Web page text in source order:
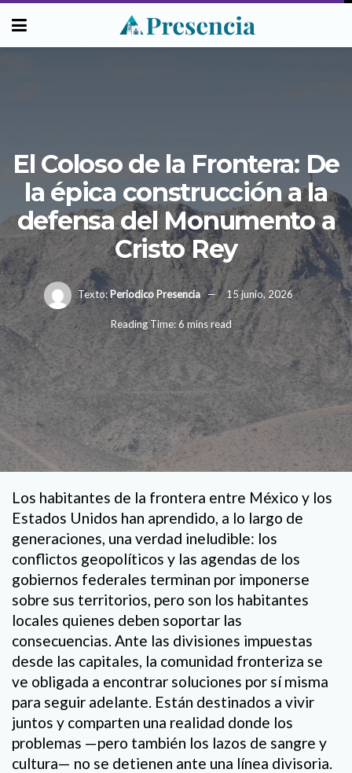
El Coloso de la Frontera: De
la épica construcción a la
defensa del Monumento a
Cristo Rey
Texto:Periodico Presencia 15 junio, 2026
Reading Time: 6 mins read
Los habitantes de la frontera entre México y los
Estados Unidos han aprendido, a lo largo de
generaciones, una verdad ineludible: los
conflictos geopolíticos y las agendas de los
gobiernos federales terminan por imponerse
sobre sus territorios, pero son los habitantes
locales quienes deben soportar las
consecuencias. Ante las divisiones impuestas
desde las capitales, la comunidad fronteriza se
ve obligada a encontrar soluciones por sí misma
para seguir adelante. Están destinados a vivir
juntos y comparten una realidad donde los
problemas —pero también los lazos de sangre y
cultura— no se detienen ante una línea divisoria.